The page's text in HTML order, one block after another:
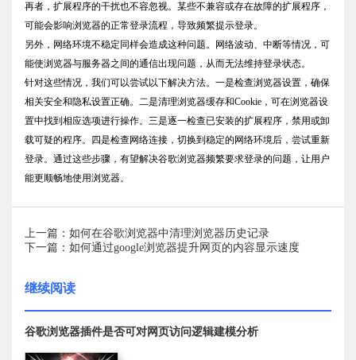
再者，扩展程序的干扰也不容忽视。某些不兼容或存在故障的扩展程序，
可能会影响浏览器的正常登录流程，导致频繁提示登录。
另外，网络环境不稳定同样会造成这种问题。网络波动、中断等情况，可
能使浏览器与服务器之间的通信出现问题，从而无法维持登录状态。
针对这些情况，我们可以尝试以下解决方法。一是检查浏览器设置，确保
相关安全和隐私设置正确。二是清理浏览器缓存和Cookie，可在浏览器设
置中找到相应选项进行操作。三是逐一检查已安装的扩展程序，禁用或卸
载可疑的程序。四是检查网络连接，切换到稳定的网络环境后，尝试重新
登录。通过这些步骤，有望解决谷歌浏览器频繁要求登录的问题，让用户
能更顺畅地使用浏览器。
上一篇：如何在谷歌浏览器中清理浏览器历史记录
下一篇：如何通过google浏览器提升网页的内容显示速度
继续阅读
谷歌浏览器插件是否可对网页访问逻辑建模分析